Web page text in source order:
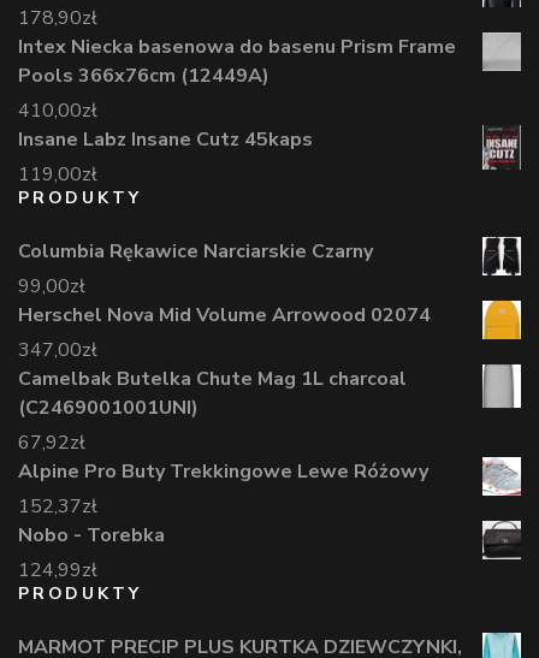
178,90zł
Intex Niecka basenowa do basenu Prism Frame
Pools 366x76cm (12449A)
410,00zł
Insane Labz Insane Cutz 45kaps
119,00zł
PRODUKTY
Columbia Rękawice Narciarskie Czarny
99,00zł
Herschel Nova Mid Volume Arrowood 02074
347,00zł
Camelbak Butelka Chute Mag 1L charcoal
(C2469001001UNI)
67,92zł
Alpine Pro Buty Trekkingowe Lewe Różowy
152,37zł
Nobo - Torebka
124,99zł
PRODUKTY
MARMOT PRECIP PLUS KURTKA DZIEWCZYNKI,